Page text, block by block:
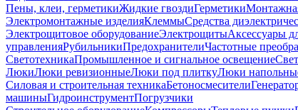
Пены, клеи, герметикиЖидкие гвоздиГерметики
Электромонтажные изделияКлеммыСредства
Электрощитовое оборудованиеЭлектрощитыАксессуары
управленияРубильникиПредохранителиЧастотные
СветотехникаПромышленное и сигнальное освещение
ЛюкиЛюки ревизионныеЛюки под плиткуЛюки
Силовая и строительная техникаБетоносмесители
машиныГидроинструментПогрузчики